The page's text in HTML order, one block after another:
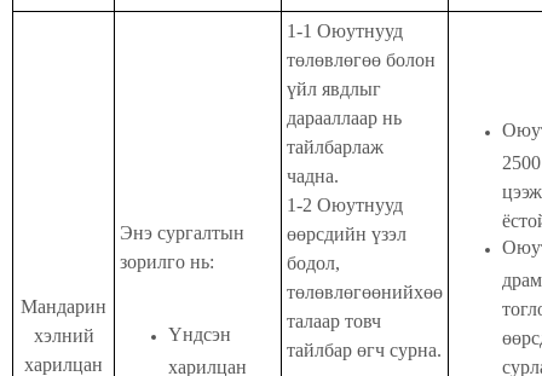
Мандарин
хэлний
харилцан
Энэ сургалтын
зорилго нь:
Үндсэн
харилцан
1-1 Оюутнууд
төлөвлөгөө болон
үйл явдлыг
дарааллаар нь
тайлбарлаж
чадна.
1-2 Оюутнууд
өөрсдийн үзэл
бодол,
төлөвлөгөөнийхөө
талаар товч
тайлбар өгч сурна.